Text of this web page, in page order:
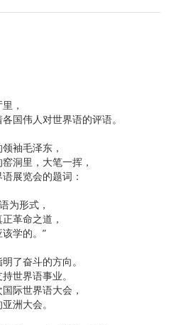
，
国伟人对世界语的评语。
袖毛泽东，
洞里，大笔一挥，
展览会的题词：
为形式，
革命之道，
学的。”
了奋斗的方向。
世界语事业。
际世界语大会，
洲大会。